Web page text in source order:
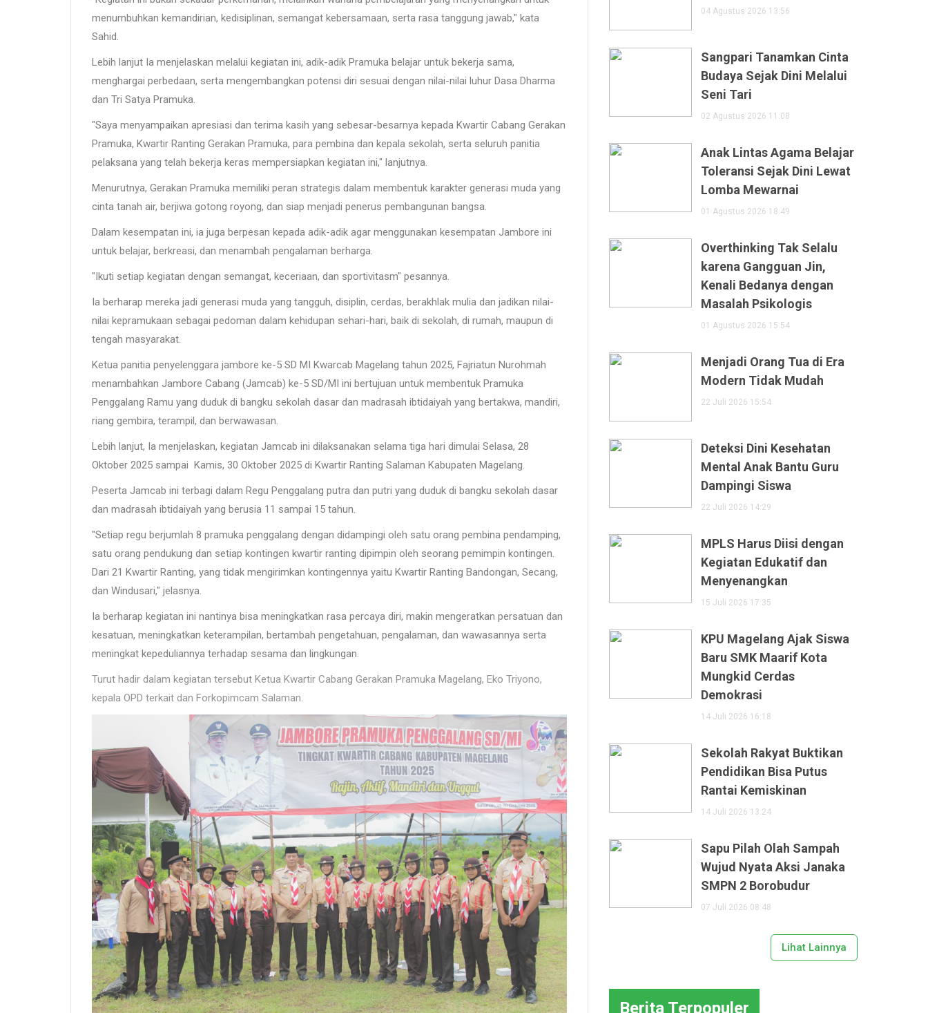
menumbuhkan kemandirian, kedisiplinan, semangat kebersamaan, serta rasa tanggung jawab," kata
Sahid.
Lebih lanjut Ia menjelaskan melalui kegiatan ini, adik-adik Pramuka belajar untuk bekerja sama,
menghargai perbedaan, serta mengembangkan potensi diri sesuai dengan nilai-nilai luhur Dasa Dharma
dan Tri Satya Pramuka.
"Saya menyampaikan apresiasi dan terima kasih yang sebesar-besarnya kepada Kwartir Cabang Gerakan
Pramuka, Kwartir Ranting Gerakan Pramuka, para pembina dan kepala sekolah, serta seluruh panitia
pelaksana yang telah bekerja keras mempersiapkan kegiatan ini," lanjutnya.
Menurutnya, Gerakan Pramuka memiliki peran strategis dalam membentuk karakter generasi muda yang
cinta tanah air, berjiwa gotong royong, dan siap menjadi penerus pembangunan bangsa.
Dalam kesempatan ini, ia juga berpesan kepada adik-adik agar menggunakan kesempatan Jambore ini
untuk belajar, berkreasi, dan menambah pengalaman berharga.
"Ikuti setiap kegiatan dengan semangat, keceriaan, dan sportivitasm" pesannya.
Ia berharap mereka jadi generasi muda yang tangguh, disiplin, cerdas, berakhlak mulia dan jadikan nilai-
nilai kepramukaan sebagai pedoman dalam kehidupan sehari-hari, baik di sekolah, di rumah, maupun di
tengah masyarakat.
Ketua panitia penyelenggara jambore ke-5 SD MI Kwarcab Magelang tahun 2025, Fajriatun Nurohmah
menambahkan Jambore Cabang (Jamcab) ke-5 SD/MI ini bertujuan untuk membentuk Pramuka
Penggalang Ramu yang duduk di bangku sekolah dasar dan madrasah ibtidaiyah yang bertakwa, mandiri,
riang gembira, terampil, dan berwawasan.
Lebih lanjut, Ia menjelaskan, kegiatan Jamcab ini dilaksanakan selama tiga hari dimulai Selasa, 28
Oktober 2025 sampai Kamis, 30 Oktober 2025 di Kwartir Ranting Salaman Kabupaten Magelang.
Peserta Jamcab ini terbagi dalam Regu Penggalang putra dan putri yang duduk di bangku sekolah dasar
dan madrasah ibtidaiyah yang berusia 11 sampai 15 tahun.
"Setiap regu berjumlah 8 pramuka penggalang dengan didampingi oleh satu orang pembina pendamping,
satu orang pendukung dan setiap kontingen kwartir ranting dipimpin oleh seorang pemimpin kontingen.
Dari 21 Kwartir Ranting, yang tidak mengirimkan kontingennya yaitu Kwartir Ranting Bandongan, Secang,
dan Windusari," jelasnya.
Ia berharap kegiatan ini nantinya bisa meningkatkan rasa percaya diri, makin mengeratkan persatuan dan
kesatuan, meningkatkan keterampilan, bertambah pengetahuan, pengalaman, dan wawasannya serta
meningkat kepeduliannya terhadap sesama dan lingkungan.
Turut hadir dalam kegiatan tersebut Ketua Kwartir Cabang Gerakan Pramuka Magelang, Eko Triyono,
kepala OPD terkait dan Forkopimcam Salaman.
04 Agustus 2026 13:56
Sangpari Tanamkan Cinta
Budaya Sejak Dini Melalui
Seni Tari
02 Agustus 2026 11:08
Anak Lintas Agama Belajar
Toleransi Sejak Dini Lewat
Lomba Mewarnai
01 Agustus 2026 18:49
Overthinking Tak Selalu
karena Gangguan Jin,
Kenali Bedanya dengan
Masalah Psikologis
01 Agustus 2026 15:54
Menjadi Orang Tua di Era
Modern Tidak Mudah
22 Juli 2026 15:54
Deteksi Dini Kesehatan
Mental Anak Bantu Guru
Dampingi Siswa
22 Juli 2026 14:29
MPLS Harus Diisi dengan
Kegiatan Edukatif dan
Menyenangkan
15 Juli 2026 17:35
KPU Magelang Ajak Siswa
Baru SMK Maarif Kota
Mungkid Cerdas
Demokrasi
14 Juli 2026 16:18
Sekolah Rakyat Buktikan
Pendidikan Bisa Putus
Rantai Kemiskinan
14 Juli 2026 13:24
Sapu Pilah Olah Sampah
Wujud Nyata Aksi Janaka
SMPN 2 Borobudur
07 Juli 2026 08:48
Lihat Lainnya
Berita Terpopuler